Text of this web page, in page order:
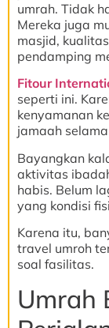
umrah. Tidak
Mereka juga
masjid,
pendamping
Fitour
seperti ini.
kenyamanan
jamaah
Bayangkan
aktivitas
habis. Belum
yang kondisi
Karena itu,
travel umroh
soal fasilitas.
Umrah